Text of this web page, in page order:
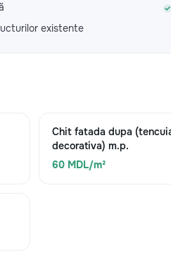
existente
Chit fatada dupa
decorativa) m.p.
60 MDL/m²